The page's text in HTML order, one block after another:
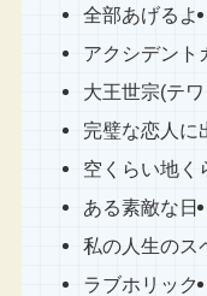
全部あげるよ
アクシデン
大王世宗(テ
完璧な恋人
空くらい地
ある素敵な日
私の人生の
ラブホリック